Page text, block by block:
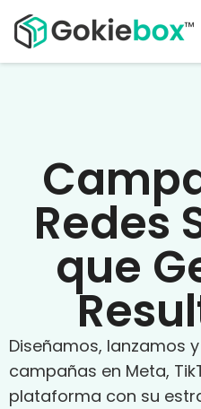
Redes
que
Diseñamos, lanzamos
campañas en Meta,
plataforma con su